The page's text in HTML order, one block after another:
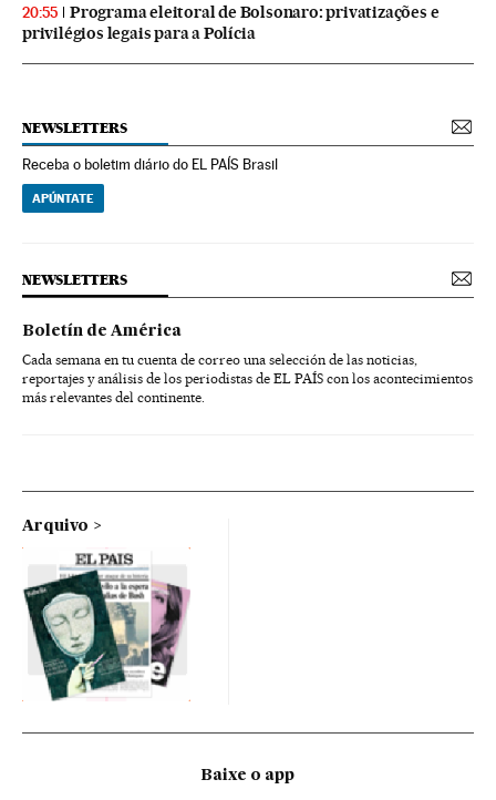
20:55
Programa eleitoral de Bolsonaro: privatizações e
privilégios legais para a Polícia
NEWSLETTERS
Receba o boletim diário do EL PAÍS Brasil
APÚNTATE
NEWSLETTERS
Boletín de América
Cada semana en tu cuenta de correo una selección de las noticias,
reportajes y análisis de los periodistas de EL PAÍS con los acontecimientos
más relevantes del continente.
Arquivo
Baixe o app